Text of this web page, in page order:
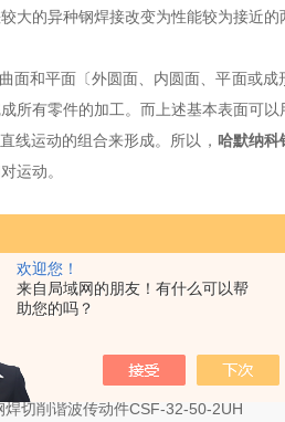
欢迎您！
来自局域网的朋友！有什么可以帮
助您的吗？
大的异种钢焊接改变为性能较为接近的
和平面〔外圆面、内圆面、平面或
成所有零件的加工。而上述基本表面可
线运动的组合来形成。所以， 哈默纳科
运动。
工件的运动，即在切削过程中，刀具
的作用，可分为主运动和进给运动。
使之转变为切屑，以形成工件新表